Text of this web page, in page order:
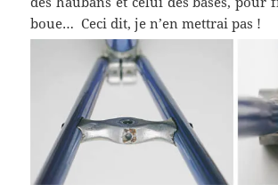
boue… Ceci dit, je n’en mettrai pas !